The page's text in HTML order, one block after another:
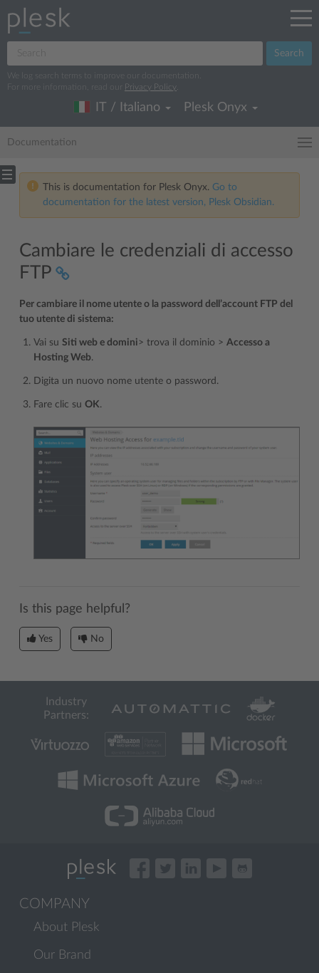
Search
We log search terms to improve our documentation.
For more information, read our
Privacy Policy
IT / Italiano Plesk Onyx
Documentation
This is documentation for Plesk Onyx. Go to
documentation for the latest version, Plesk Obsidian.
Cambiare le credenziali di accesso
FTP
Per cambiare il nome utente o la password dell’account FTP del
tuo utente di sistema:
Vai su Siti web e domini> trova il dominio > Accesso a
Hosting Web.
Digita un nuovo nome utente o password.
Fare clic su OK.
Is this page helpful?
Yes No
Industry
Partners:
COMPANY
About Plesk
Our Brand